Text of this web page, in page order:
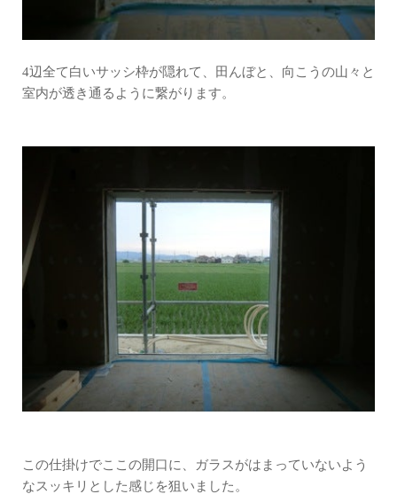
4辺全て白いサッシ枠が隠れて、田んぼと、向こうの山々と
室内が透き通るように繋がります。
この仕掛けでここの開口に、ガラスがはまっていないよう
なスッキリとした感じを狙いました。